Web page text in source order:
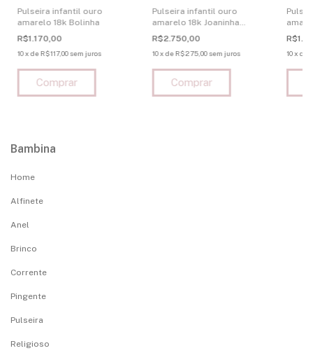
Pulseira infantil ouro
amarelo 18k Bolinha
R$1.170,00
10xdeR$117,00sem juros
Pulseira infantil ouro
amarelo 18k Joaninha
Esmaltada
R$2.750,00
10 xdeR$275,00 sem juros 10x de
Bambina
Home
Alfinete
Anel
Brinco
Corrente
Pingente
Pulseira
Religioso